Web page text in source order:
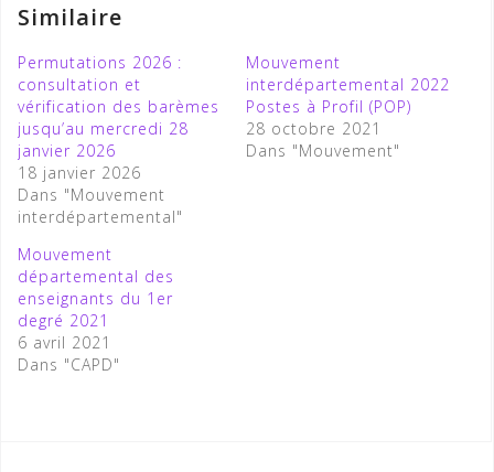
Similaire
Permutations 2026 :
consultation et
vérification des barèmes
jusqu’au mercredi 28
janvier 2026
18 janvier 2026
Dans "Mouvement
interdépartemental"
Mouvement
interdépartemental 2022
Postes à Profil (POP)
28 octobre 2021
Dans "Mouvement"
Mouvement
départemental des
enseignants du 1er
degré 2021
6 avril 2021
Dans "CAPD"